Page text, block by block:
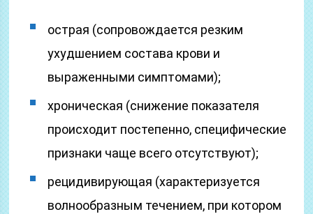
острая (сопровождается резким
ухудшением состава крови и
выраженными симптомами);
хроническая (снижение показателя
происходит постепенно, специфические
признаки чаще всего отсутствуют);
рецидивирующая (характеризуется
волнообразным течением, при котором